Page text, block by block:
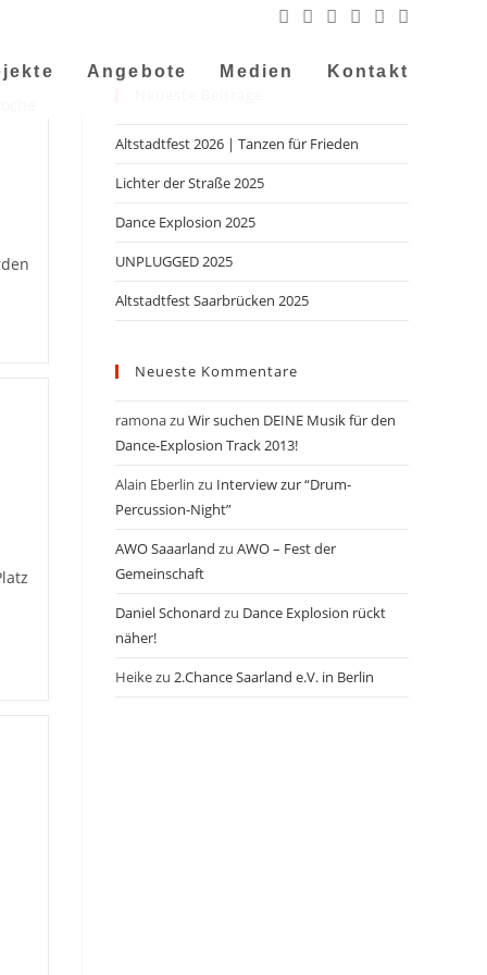
Angebote Medien Kontakt
Altstadtfest 2026 | Tanzen für Frieden
Lichter der Straße 2025
Dance Explosion 2025
UNPLUGGED 2025
Altstadtfest Saarbrücken 2025
Neueste Kommentare
ramonazu Wir suchen DEINE Musik für den
Dance-Explosion Track 2013!
Alain Eberlin zu Interview zur “Drum-
Percussion-Night”
AWO Saaarland zu AWO – Fest der
Gemeinschaft
Daniel Schonard zu Dance Explosion rückt
näher!
Heikezu 2.Chance Saarland e.V. in Berlin